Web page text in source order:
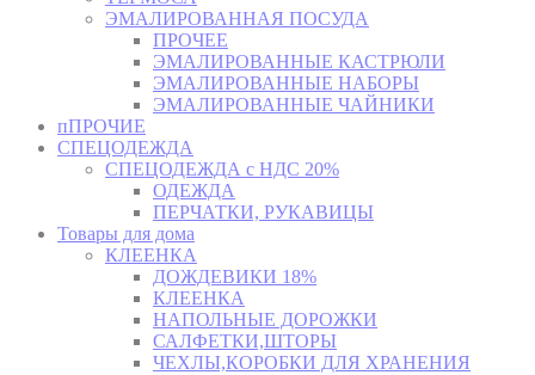
ЭМАЛИРОВАННАЯ ПОСУДА
ПРОЧЕЕ
ЭМАЛИРОВАННЫЕ КАСТРЮЛИ
ЭМАЛИРОВАННЫЕ НАБОРЫ
ЭМАЛИРОВАННЫЕ ЧАЙНИКИ
пПРОЧИЕ
СПЕЦОДЕЖДА
СПЕЦОДЕЖДА с НДС 20%
ОДЕЖДА
ПЕРЧАТКИ, РУКАВИЦЫ
Товары для дома
КЛЕЕНКА
ДОЖДЕВИКИ 18%
КЛЕЕНКА
НАПОЛЬНЫЕ ДОРОЖКИ
САЛФЕТКИ,ШТОРЫ
ЧЕХЛЫ,КОРОБКИ ДЛЯ ХРАНЕНИЯ